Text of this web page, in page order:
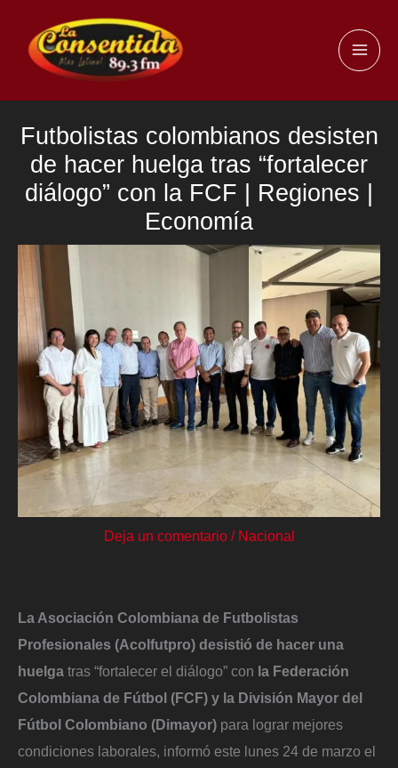
contenido
Futbolistas colombianos desisten
de hacer huelga tras “fortalecer
diálogo” con la FCF | Regiones |
Economía
Deja un comentario / Nacional
La Asociación Colombiana de Futbolistas
Profesionales (Acolfutpro) desistió de hacer una
huelga tras “fortalecer el diálogo” con la Federación
Colombiana de Fútbol (FCF) y la División Mayor del
Fútbol Colombiano (Dimayor) para lograr mejores
condiciones laborales, informó este lunes 24 de marzo el